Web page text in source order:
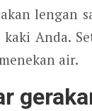
lengan
Anda.
air.